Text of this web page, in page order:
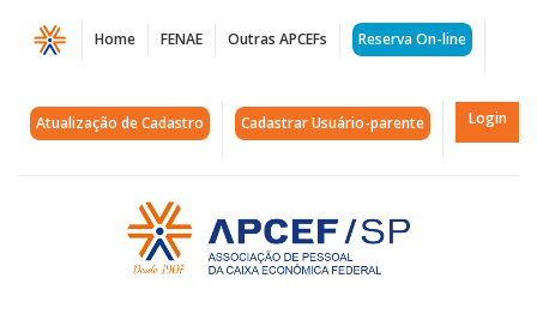
Página
Acompanhe
congressos
Home FENAE Outras APCEFs Reserva On-line
Atualização de Cadastro Cadastrar Usuário-parente Login
Acessar
página
inicial